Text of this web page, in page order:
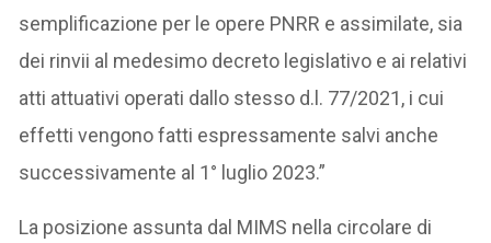
semplificazione per le opere PNRR e assimilate, sia
dei rinvii al medesimo decreto legislativo e ai relativi
atti attuativi operati dallo stesso d.l. 77/2021, i cui
effetti vengono fatti espressamente salvi anche
successivamente al 1° luglio 2023.”
La posizione assunta dal MIMS nella circolare di